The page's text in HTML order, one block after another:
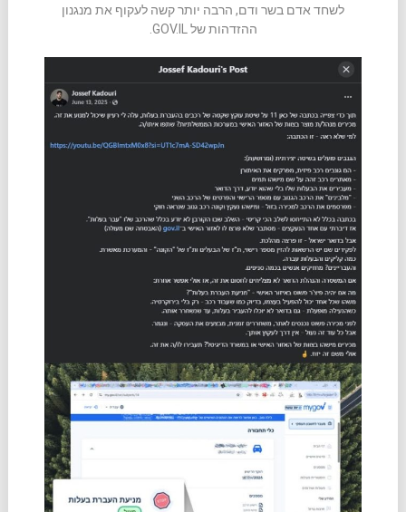
לשחד אדם בשר ודם, הרבה יותר קשה לעקוף את מנגנון
ההזדהות של GOV.IL.